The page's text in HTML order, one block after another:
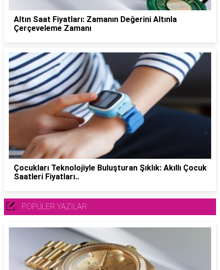
Altın Saat Fiyatları: Zamanın Değerini Altınla
Çerçeveleme Zamanı
Çocukları Teknolojiyle Buluşturan Şıklık: Akıllı Çocuk
Saatleri Fiyatları..
POPÜLER YAZILAR